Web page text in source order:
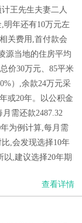
王先生夫妻二人
明年还有10万元左
关费用,首付款会
源当地的住房平均
价30万元、85平米
）,余款24万元采
或20年。以公积金
需还款2487.32
为例计算,每月需
,会发现选择10年
,建议选择20年期
查看详情